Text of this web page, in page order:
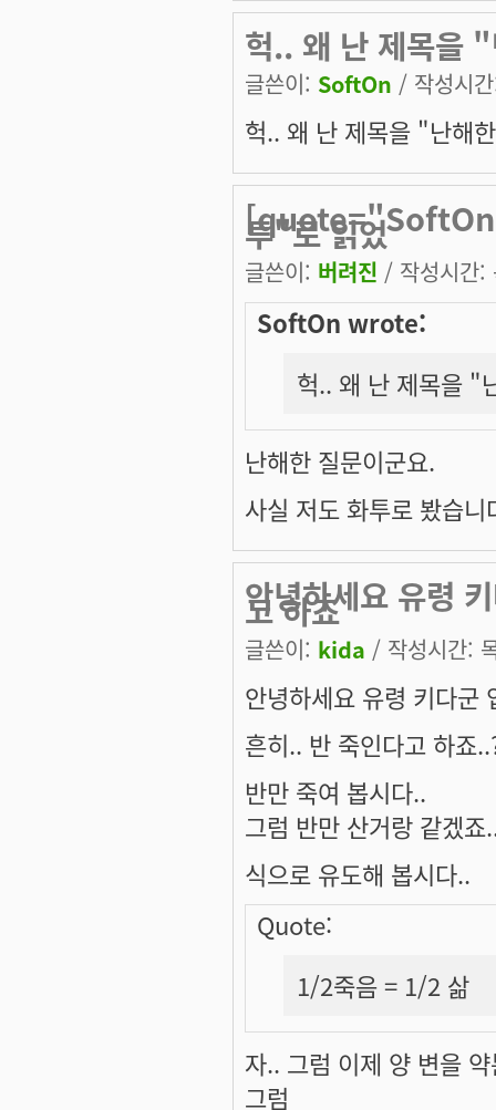
헉.. 왜 난 제목을
글쓴이: SoftOn / 작성시
헉.. 왜 난 제목을 "난해
투"로 읽었
글쓴이: 버려진 / 작성시간
SoftOn wrote:
헉.. 왜 난 제목을 "
난해한 질문이군요.
사실 저도 화투로 봤습
안녕하세요 유령
고 하죠
글쓴이: kida / 작성시간:
안녕하세요 유령 키다군
흔히.. 반 죽인다고 하죠
반만 죽여 봅시다..
그럼 반만 산거랑 같겠죠
식으로 유도해 봅시다..
Quote:
1/2죽음 = 1/2 삶
자.. 그럼 이제 양 변을
그럼